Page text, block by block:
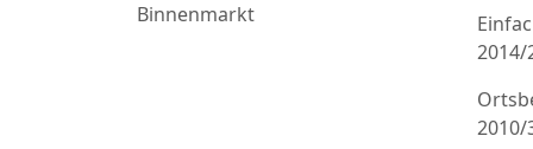
Binnenmarkt
2014/
2010/